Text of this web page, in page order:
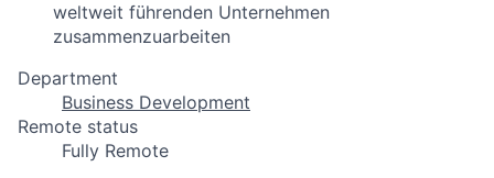
weltweit führenden Unternehmen
zusammenzuarbeiten
Department
Business Development
Remote status
Fully Remote